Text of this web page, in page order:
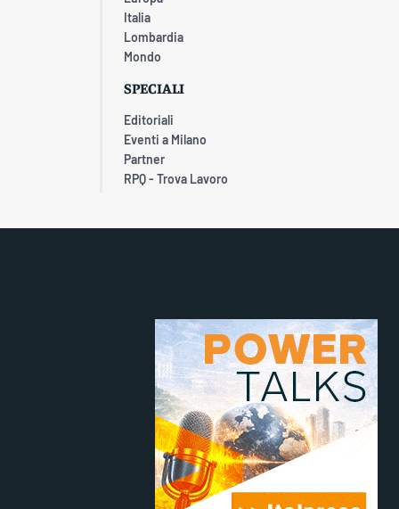
Italia
Lombardia
Mondo
SPECIALI
Editoriali
Eventi a Milano
Partner
RPQ - Trova Lavoro